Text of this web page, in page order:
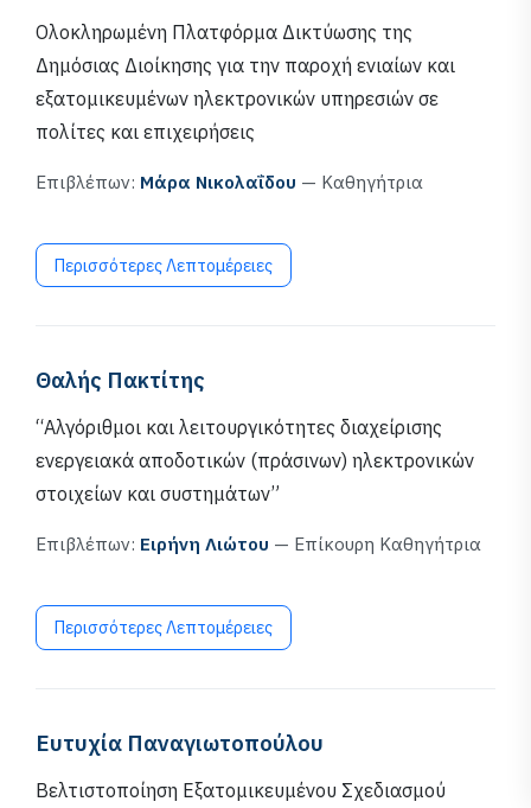
Ολοκληρωμένη Πλατφόρμα Δικτύωσης της
Δημόσιας Διοίκησης για την παροχή ενιαίων και
εξατομικευμένων ηλεκτρονικών υπηρεσιών σε
πολίτες και επιχειρήσεις
Επιβλέπων: Μάρα Νικολαΐδου — Καθηγήτρια
Περισσότερες Λεπτομέρειες
Θαλής Πακτίτης
“Αλγόριθμοι και λειτουργικότητες διαχείρισης
ενεργειακά αποδοτικών (πράσινων) ηλεκτρονικών
στοιχείων και συστημάτων”
Επιβλέπων: Ειρήνη Λιώτου — Επίκουρη Καθηγήτρια
Περισσότερες Λεπτομέρειες
Ευτυχία Παναγιωτοπούλου
Βελτιστοποίηση Εξατομικευμένου Σχεδιασμού